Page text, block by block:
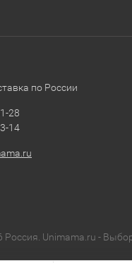
по России
28
14
Россия. Unimama.ru -